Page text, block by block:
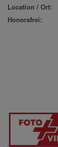
Location / Ort:
Honorafrei: